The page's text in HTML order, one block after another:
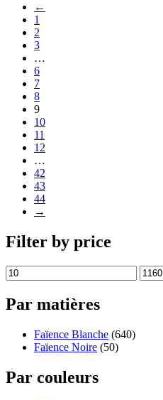
←
1
2
3
…
6
7
8
9
10
11
12
…
42
43
44
→
Filter by price
Par matières
Faïence Blanche (640)
Faïence Noire (50)
Par couleurs